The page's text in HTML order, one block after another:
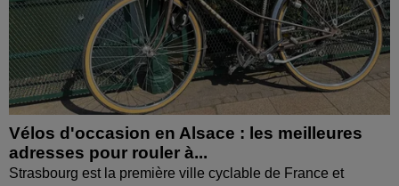
Vélos d'occasion en Alsace : les meilleures
adresses pour rouler à...
Strasbourg est la première ville cyclable de France et